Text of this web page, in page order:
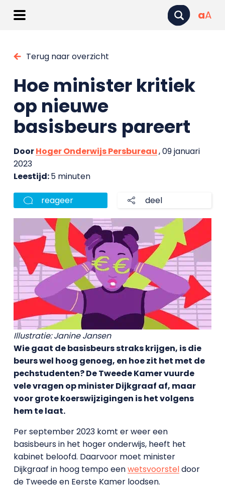
aA
Terug naar overzicht
Hoe minister kritiek
op nieuwe
basisbeurs pareert
DoorHoger Onderwijs Persbureau, 09 januari
2023
Leestijd:5 minuten
reageer deel
Illustratie: Janine Jansen
Wie gaat de basisbeurs straks krijgen, is die
beurs wel hoog genoeg, en hoe zit het met de
pechstudenten? De Tweede Kamer vuurde
vele vragen op minister Dijkgraaf af, maar
voor grote koerswijzigingen is het volgens
hem te laat.
Per september 2023 komt er weer een
basisbeurs in het hoger onderwijs, heeft het
kabinet beloofd. Daarvoor moet minister
Dijkgraaf in hoog tempo eenwetsvoorsteldoor
de Tweede en Eerste Kamer loodsen.